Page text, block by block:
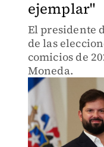
ejemplar"
El presidente
de las
comicios de
Moneda.